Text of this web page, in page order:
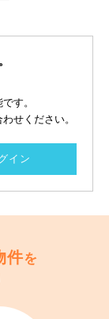
す。
せください。
イン
件を